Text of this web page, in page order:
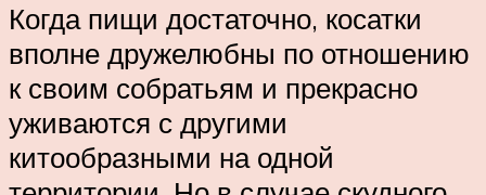
Когда пищи достаточно, косатки
вполне дружелюбны по отношению
к своим собратьям и прекрасно
уживаются с другими
китообразными на одной